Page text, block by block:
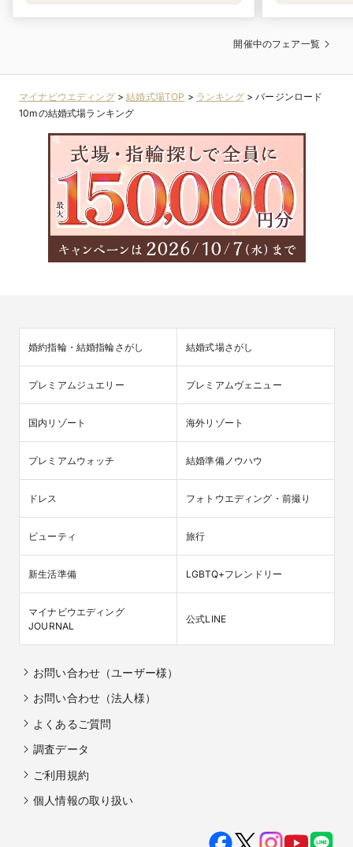
開催中のフェア一覧
マイナビウエディング>結婚式場TOP > ランキング>バージンロード
10mの結婚式場ランキング
婚約指輪・結婚指輪さがし 結婚式場さがし
プレミアムジュエリー プレミアムヴェニュー
国内リゾート 海外リゾート
プレミアムウォッチ 結婚準備ノウハウ
ドレス フォトウエディング・前撮り
ビューティ 旅行
新生活準備 LGBTQ+フレンドリー
マイナビウエディング
JOURNAL
公式LINE
お問い合わせ（ユーザー様）
お問い合わせ（法人様）
よくあるご質問
調査データ
ご利用規約
個人情報の取り扱い